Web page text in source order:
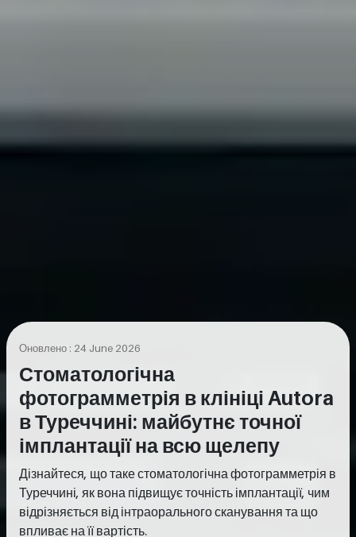
Оновлено : 24 June 2026
Стоматологічна
фотограмметрія в клініці Autora
в Туреччині: майбутнє точної
імплантації на всю щелепу
Дізнайтеся, що таке стоматологічна фотограмметрія в
Туреччині, як вона підвищує точність імплантації, чим
відрізняється від інтраорального сканування та що
впливає на її вартість.